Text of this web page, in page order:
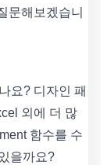
문해보겠습니
요? 디자인 패
외에 더 많
함수를 수
을까요?